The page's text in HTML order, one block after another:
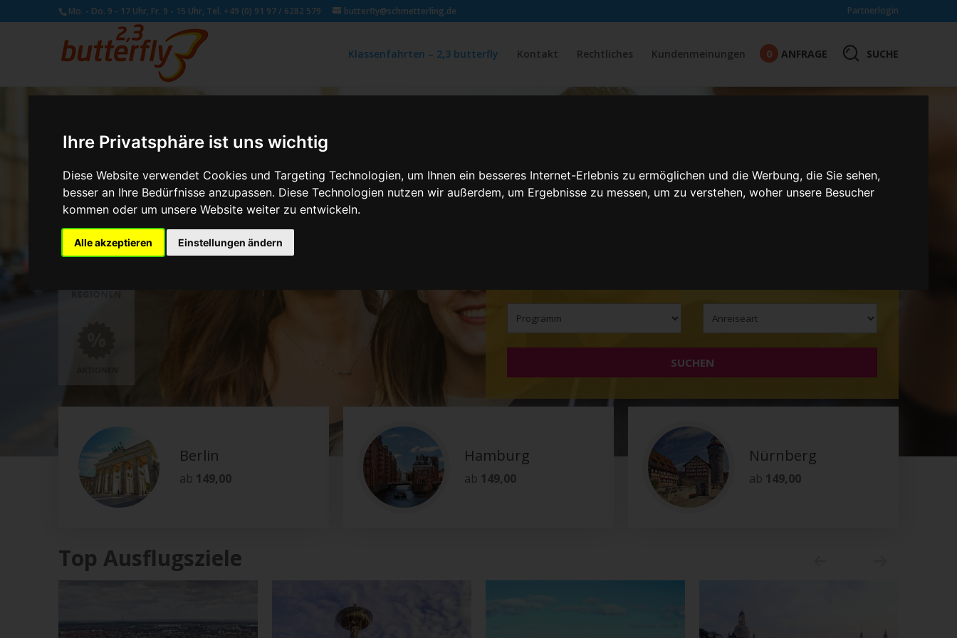
Ihre Privatsphäre ist uns wichtig
Diese Website verwendet Cookies und Targeting Technologien, um Ihnen ein besseres Internet-Erlebnis zu ermöglichen und die Werbung, die Sie sehen,
besser an Ihre Bedürfnisse anzupassen. Diese Technologien nutzen wir außerdem, um Ergebnisse zu messen, um zu verstehen, woher unsere Besucher
kommen oder um unsere Website weiter zu entwickeln.
Alle akzeptieren Einstellungen ändern
Mo. - Do. 9 - 17 Uhr, Fr. 9 - 15 Uhr, Tel. +49 (0) 91 97 / 6282 579 butterfly@schmetterling.de Partnerlogin
SUCHE
Klassenfahrten – 2,3 butterfly Kontakt Rechtliches Kundenmeinungen 0 ANFRAGE
SUCHEN
Berlin
ab 149,00
Hamburg
ab 149,00
Nürnberg
ab 149,00
Top Ausflugsziele